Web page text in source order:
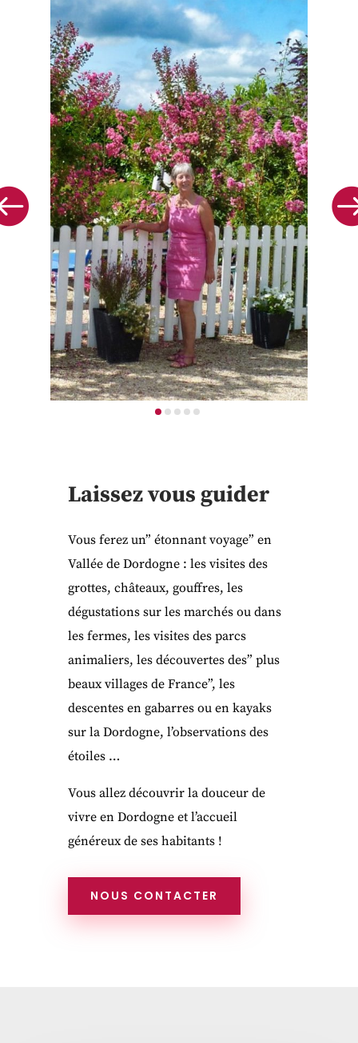
Laissez vous guider
Vous ferez un” étonnant voyage” en
Vallée de Dordogne : les visites des
grottes, châteaux, gouffres, les
dégustations sur les marchés ou dans
les fermes, les visites des parcs
animaliers, les découvertes des” plus
beaux villages de France”, les
descentes en gabarres ou en kayaks
sur la Dordogne, l’observations des
étoiles …
Vous allez découvrir la douceur de
vivre en Dordogne et l’accueil
généreux de ses habitants !
NOUS CONTACTER